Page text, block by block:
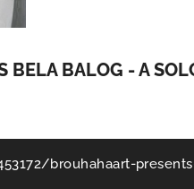
BELA BALOG - A
brouhahaart-